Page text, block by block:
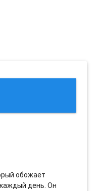
обожает
день. Он